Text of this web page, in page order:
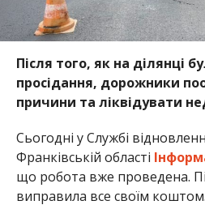
Після того, як на ділянці
просідання, дорожники
причини та ліквідувати
Сьогодні у Службі
Франківській області
що робота вже проведена.
виправила все своїм коштом.